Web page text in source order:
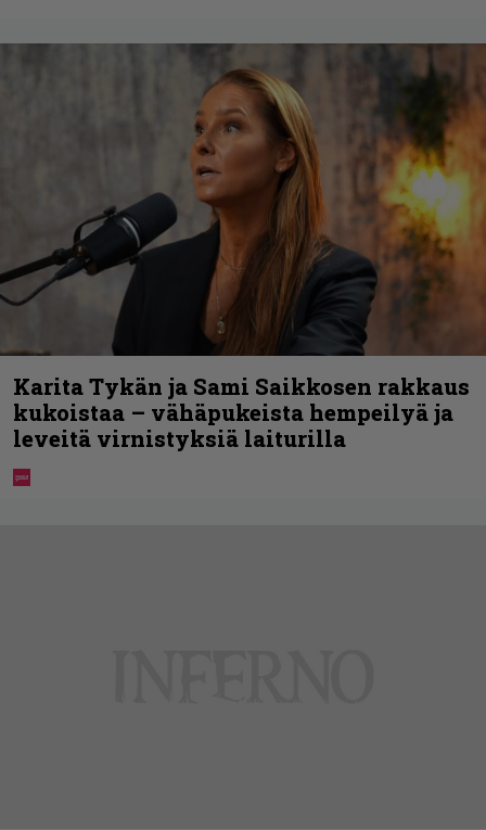
Karita Tykän ja Sami Saikkosen rakkaus
kukoistaa – vähäpukeista hempeilyä ja
leveitä virnistyksiä laiturilla